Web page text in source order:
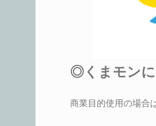
◎くまモン
商業目的使用の場合